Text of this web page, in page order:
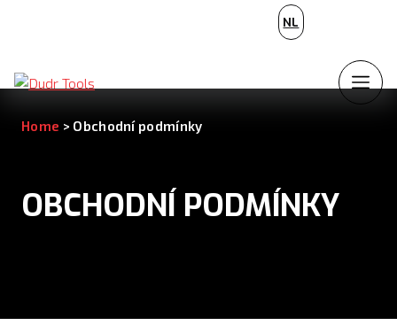
NL
Home > Obchodní podmínky
OBCHODNÍ PODMÍNKY